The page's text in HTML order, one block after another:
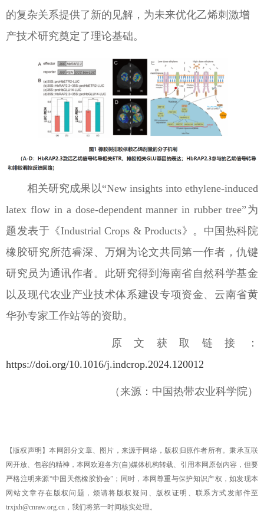
的复杂关系提供了新的见解，为未来优化乙烯刺激增
产技术研究奠定了理论基础。
相关研究成果以“New insights into ethylene-induced
latex flow in a dose-dependent manner in rubber tree”为
题发表于《Industrial Crops & Products》。中国热科院
橡胶研究所范睿深、万炯为论文共同第一作者，仇键
研究员为通讯作者。此研究得到海南省自然科学基金
以及现代农业产业技术体系建设专项资金、云南省黄
华孙专家工作站等的资助。
原文获取链接：
https://doi.org/10.1016/j.indcrop.2024.120012
（来源：中国热带农业科学院）
【版权声明】本网部分文章、图片，来源于网络，版权归原作者所有。秉承互联
网开放、包容的精神，本网欢迎各方(自)媒体机构转载、引用本网原创内容，但要
严格注明来源“中国天然橡胶协会”；同时，本网尊重与保护知识产权，如发现本
网站文章存在版权问题，烦请将版权疑问、版权证明、联系方式发邮件至
trxjxh@cnraw.org.cn，我们将第一时间核实处理。